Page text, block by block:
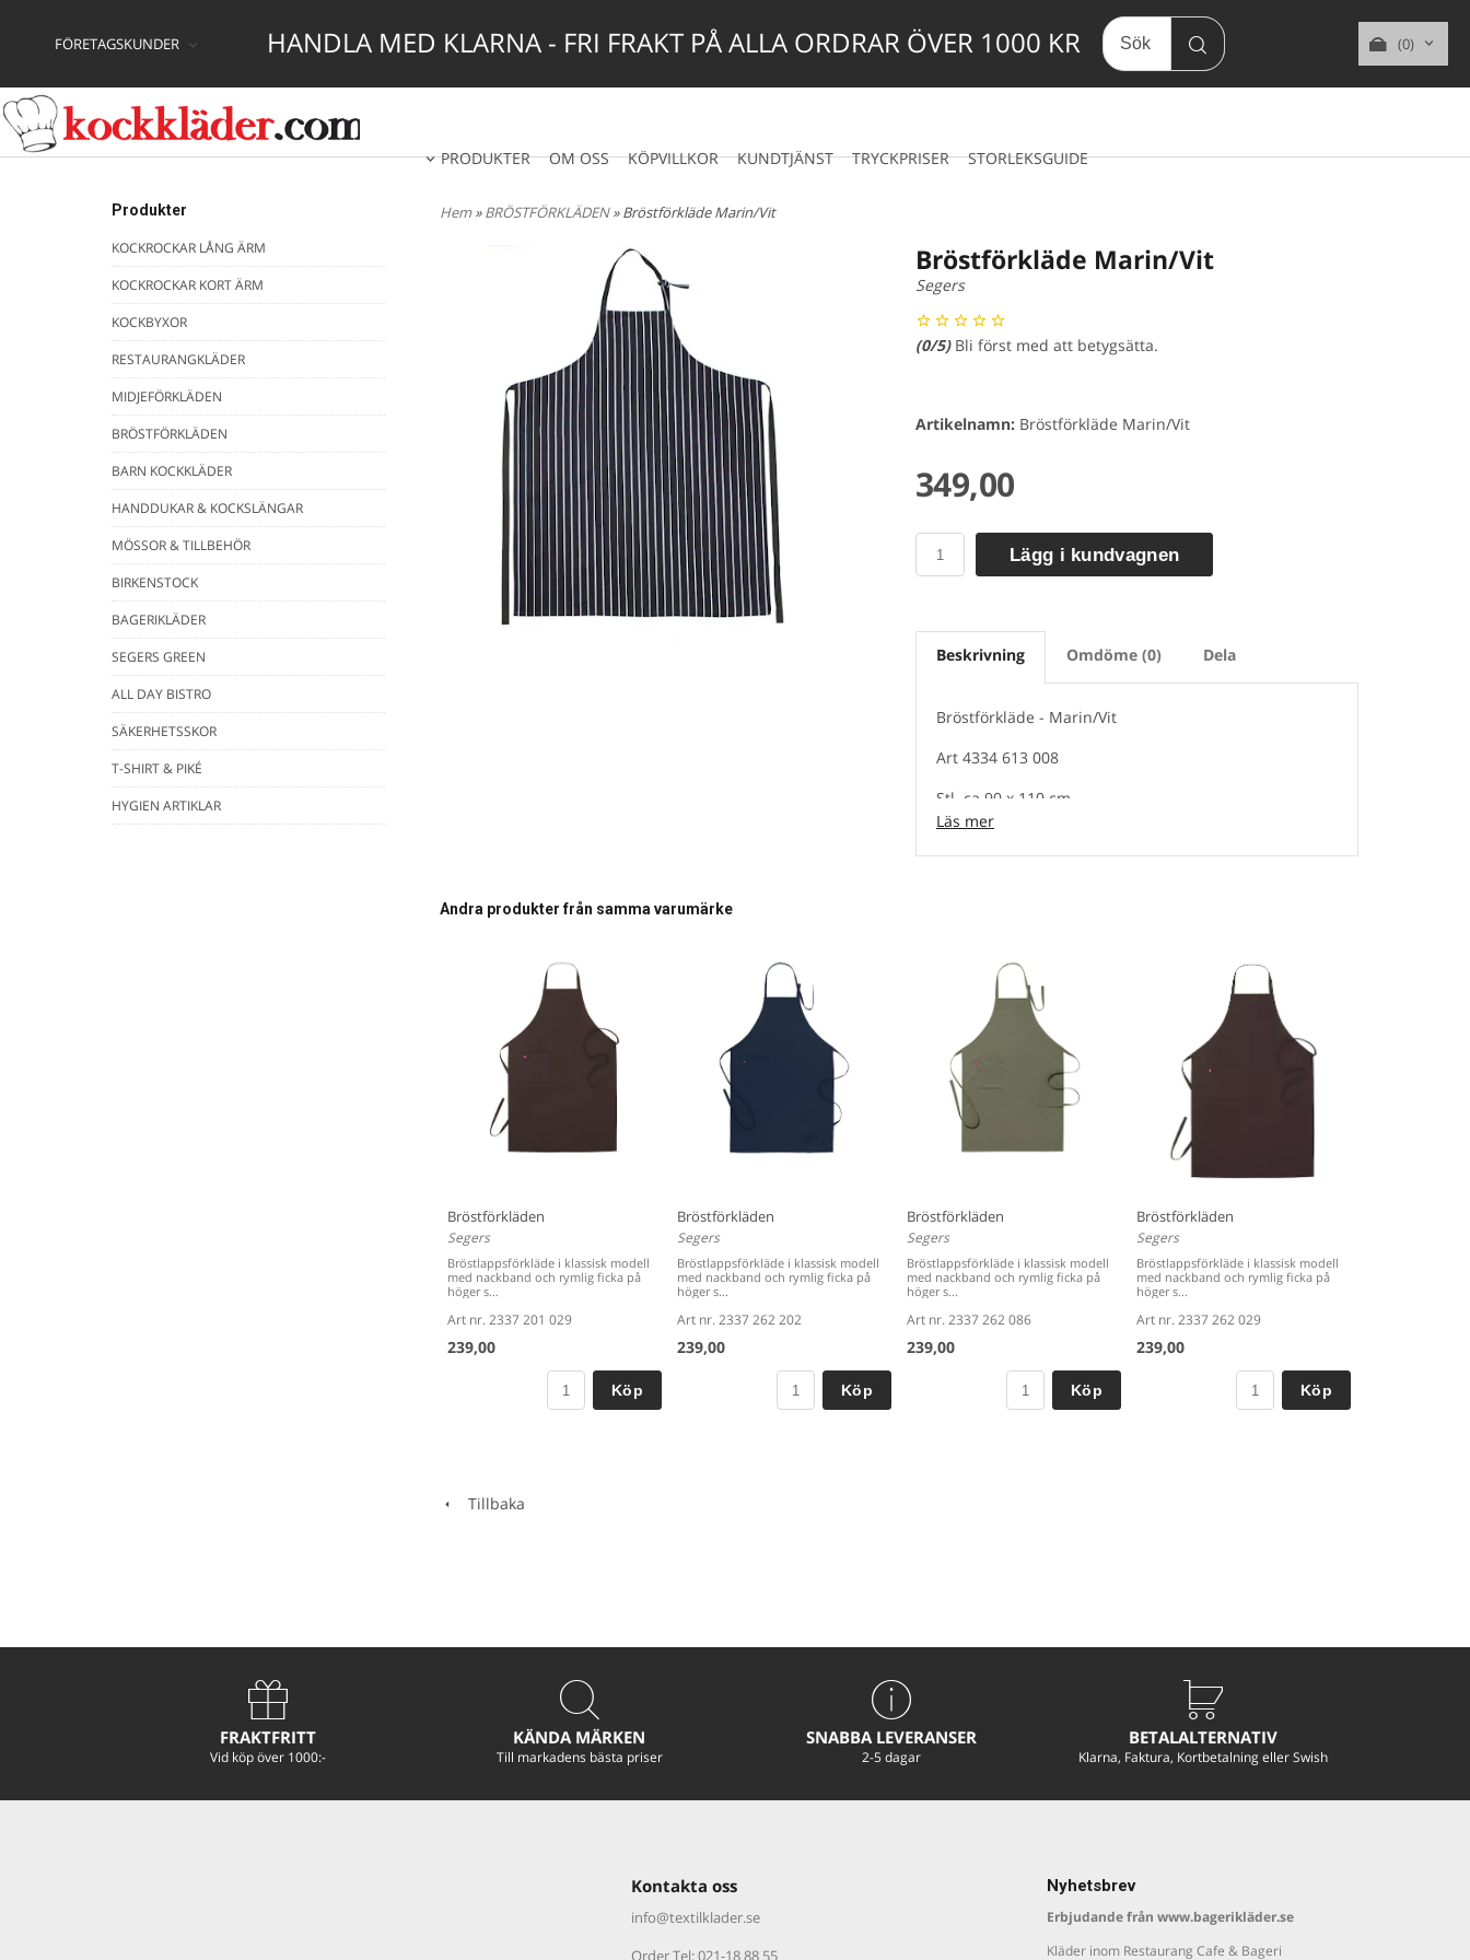
FÖRETAGSKUNDER HANDLA MED KLARNA - FRI FRAKT PÅ ALLA ORDRAR ÖVER 1000 KR (0)
PRODUKTER OM OSS KÖPVILLKOR KUNDTJÄNST TRYCKPRISER STORLEKSGUIDE
Produkter
KOCKROCKAR LÅNG ÄRM
KOCKROCKAR KORT ÄRM
KOCKBYXOR
RESTAURANGKLÄDER
MIDJEFÖRKLÄDEN
BRÖSTFÖRKLÄDEN
BARN KOCKKLÄDER
HANDDUKAR & KOCKSLÄNGAR
MÖSSOR & TILLBEHÖR
BIRKENSTOCK
BAGERIKLÄDER
SEGERS GREEN
ALL DAY BISTRO
SÄKERHETSSKOR
T-SHIRT & PIKÉ
HYGIEN ARTIKLAR
Hem»BRÖSTFÖRKLÄDEN» Bröstförkläde Marin/Vit
Bröstförkläde Marin/Vit
Segers
(0/5) Bli först med att betygsätta.
Artikelnamn: Bröstförkläde Marin/Vit
349,00
Lägg i kundvagnen
Beskrivning Omdöme (0) Dela
Bröstförkläde - Marin/Vit
Art 4334 613 008
Stl. ca 90 x 110 cm
Reglerbart nackband.
Läs mer
Andra produkter från samma varumärke
Bröstförkläden
Segers
Bröstlappsförkläde i klassisk modell
med nackband och rymlig ficka på
höger s...
Art nr. 2337 201 029
239,00
Köp
Bröstförkläden
Segers
Bröstlappsförkläde i klassisk modell
med nackband och rymlig ficka på
höger s...
Art nr. 2337 262 202
239,00
Köp
Bröstförkläden
Segers
Bröstlappsförkläde i klassisk modell
med nackband och rymlig ficka på
höger s...
Art nr. 2337 262 086
239,00
Köp
Bröstförkläden
Segers
Bröstlappsförkläde i klassisk modell
med nackband och rymlig ficka på
höger s...
Art nr. 2337 262 029
239,00
Köp
Tillbaka
FRAKTFRITT
Vid köp över 1000:-
KÄNDA MÄRKEN
Till markadens bästa priser
SNABBA LEVERANSER
2-5 dagar
BETALALTERNATIV
Klarna, Faktura, Kortbetalning eller Swish
Kontakta oss
info@textilklader.se
Order Tel: 021-18 88 55
Nyhetsbrev
Erbjudande från www.bagerikläder.se
Kläder inom Restaurang Cafe & Bageri